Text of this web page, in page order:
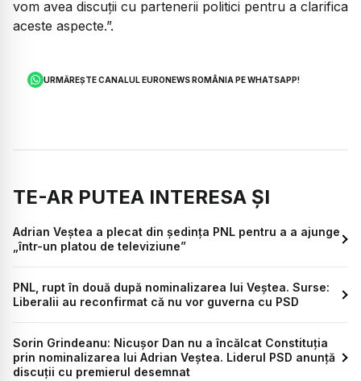
vom avea discuții cu partenerii politici pentru a clarifica
aceste aspecte.”.
URMĂREȘTE CANALUL EURONEWS ROMÂNIA PE WHATSAPP!
TE-AR PUTEA INTERESA ȘI
Adrian Veștea a plecat din ședința PNL pentru a a ajunge
„într-un platou de televiziune”
PNL, rupt în două după nominalizarea lui Veștea. Surse:
Liberalii au reconfirmat că nu vor guverna cu PSD
Sorin Grindeanu: Nicușor Dan nu a încălcat Constituția
prin nominalizarea lui Adrian Veștea. Liderul PSD anunță
discuții cu premierul desemnat